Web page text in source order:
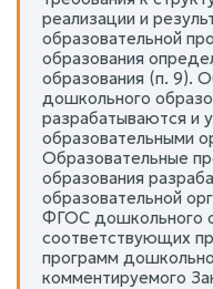
реализации и
образовательной
образования
образования (п. 9).
дошкольного
разрабатываются и
образовательными
Образовательные
образования
образовательной
ФГОС дошкольного
соответствующих
программ
комментируемого